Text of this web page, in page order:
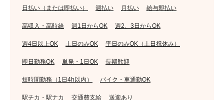
日払い（または即払い） 週払い 月払い 給与即払い
高収入・高時給 週1日からOK 週2、3日からOK
週4日以上OK 土日のみOK 平日のみOK（土日祝休み）
即日勤務OK 単発・1日OK 長期歓迎
短時間勤務（1日4h以内） バイク・車通勤OK
駅チカ・駅ナカ 交通費支給 送迎あり